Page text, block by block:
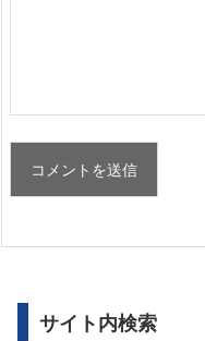
サイト内検索